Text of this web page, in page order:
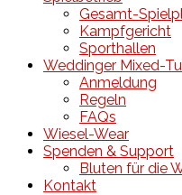
Gesamt-
Kampfgericht
Sporthallen
Weddinger Mixed-
Anmeldung
Regeln
FAQs
Wiesel-Wear
Spenden & Support
Bluten für die
Kontakt